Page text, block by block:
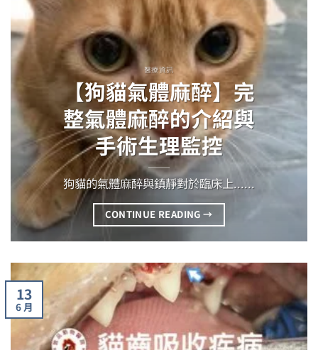
醫療資訊
【狗貓氣體麻醉】完
整氣體麻醉的介紹與
手術生理監控
狗貓的氣體麻醉與鎮靜對於臨床上......
CONTINUE READING→
13
6 月